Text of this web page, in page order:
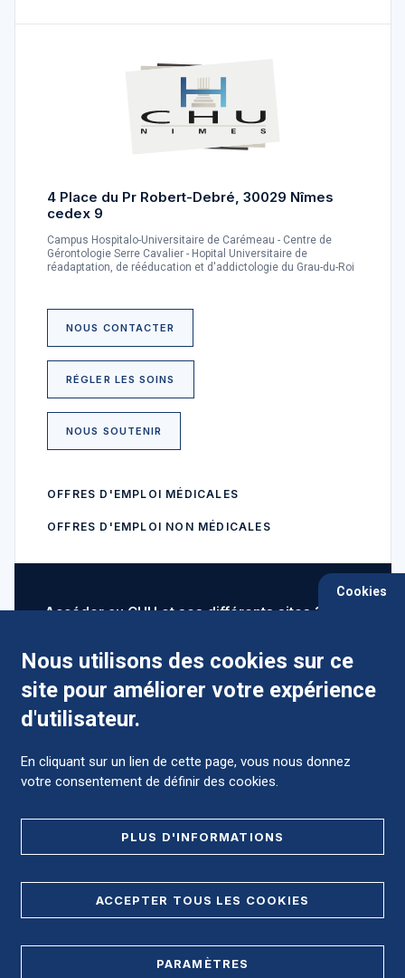
4 Place du Pr Robert-Debré, 30029 Nîmes
cedex 9
Campus Hospitalo-Universitaire de Carémeau - Centre de
Gérontologie Serre Cavalier - Hopital Universitaire de
réadaptation, de rééducation et d'addictologie du Grau-du-Roi
NOUS CONTACTER
RÉGLER LES SOINS
NOUS SOUTENIR
OFFRES D'EMPLOI MÉDICALES
OFFRES D'EMPLOI NON MÉDICALES
Accéder au CHU et ses différents sites ?
Comment préparer mon hospitalisation ?
PLAN DE SITE
Cookies
Nous utilisons des cookies sur ce
site pour améliorer votre expérience
d'utilisateur.
En cliquant sur un lien de cette page, vous nous donnez
votre consentement de définir des cookies.
PLUS D'INFORMATIONS
ACCEPTER TOUS LES COOKIES
PARAMÈTRES